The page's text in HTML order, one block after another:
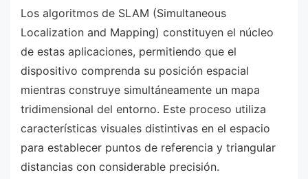
Los algoritmos de SLAM (Simultaneous
Localization and Mapping) constituyen el núcleo
de estas aplicaciones, permitiendo que el
dispositivo comprenda su posición espacial
mientras construye simultáneamente un mapa
tridimensional del entorno. Este proceso utiliza
características visuales distintivas en el espacio
para establecer puntos de referencia y triangular
distancias con considerable precisión.